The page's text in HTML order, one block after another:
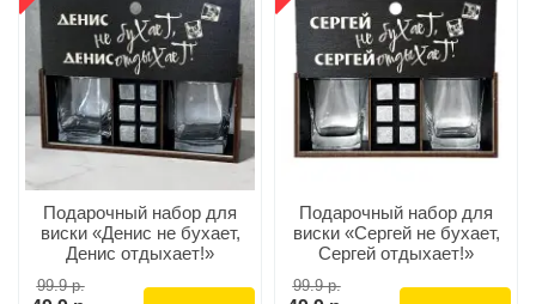
Подарочный набор для
виски «Денис не бухает,
Денис отдыхает!»
99.9 р.
Подарочный набор для
виски «Сергей не бухает,
Сергей отдыхает!»
99.9 р.